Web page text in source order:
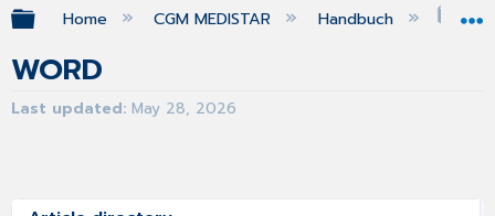
Expand/collapse global hierarchy
Home CGM MEDISTAR Handbuch
WORD
Last updated May 28, 2026